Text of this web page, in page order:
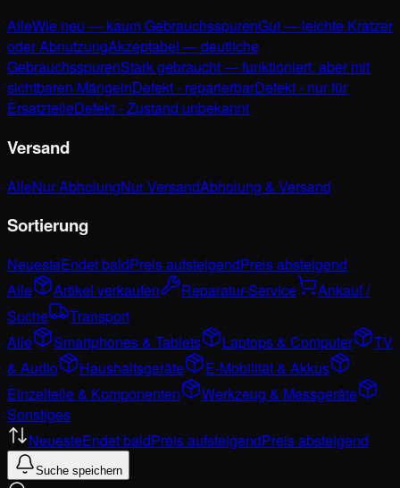
AlleWie neu — kaum GebrauchsspurenGut — leichte Kratzer
oder AbnutzungAkzeptabel — deutliche
GebrauchsspurenStark gebraucht — funktioniert, aber mit
sichtbaren MängelnDefekt - reparierbarDefekt - nur für
ErsatzteileDefekt - Zustand unbekannt
Versand
AlleNur AbholungNur VersandAbholung & Versand
Sortierung
NeuesteEndet baldPreis aufsteigendPreis absteigend
Alle
Artikel verkaufen Reparatur-Service
Ankauf /
Suche
Transport
Alle
Smartphones & Tablets Laptops & Computer
TV
& Audio
Haushaltsgeräte
E-Mobilität & Akkus
Einzelteile & Komponenten
Werkzeug & Messgeräte
Sonstiges
NeuesteEndet baldPreis aufsteigendPreis absteigend
Suche speichern